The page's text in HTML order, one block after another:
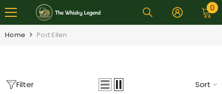
SKIP TO CONTENT 00
Home Port Ellen
Filter Sort